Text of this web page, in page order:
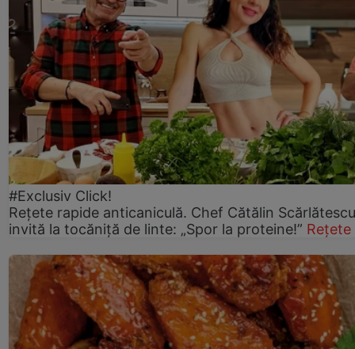
#Exclusiv Click!
Rețete rapide anticaniculă. Chef Cătălin
invită la tocăniță de linte: „Spor la proteine!” Rețete